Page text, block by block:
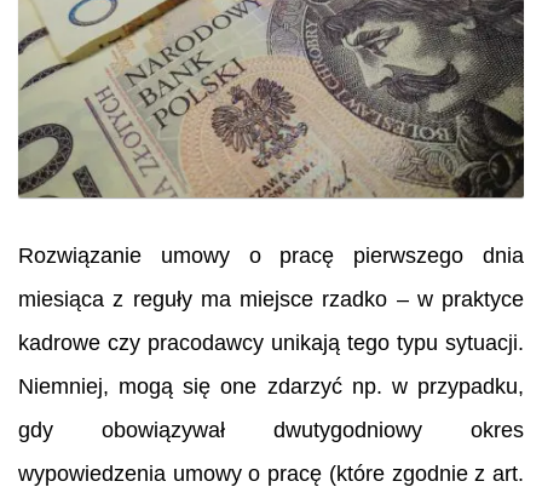
Rozwiązanie umowy o pracę pierwszego dnia
miesiąca z reguły ma miejsce rzadko – w praktyce
kadrowe czy pracodawcy unikają tego typu sytuacji.
Niemniej, mogą się one zdarzyć np. w przypadku,
gdy obowiązywał dwutygodniowy okres
wypowiedzenia umowy o pracę (które zgodnie z art.